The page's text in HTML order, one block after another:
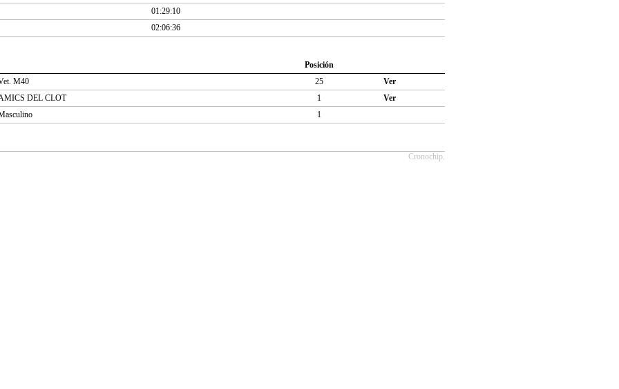
01:29:10
02:06:36
Posición
M40 25
Ver
DEL CLOT 1
Ver
1
Cronochip.